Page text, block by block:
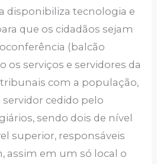
disponibiliza tecnologia e
que os cidadãos sejam
(balcão
os serviços e servidores da
com a população,
cedido pelo
sendo dois de nível
superior, responsáveis
assim em um só local o